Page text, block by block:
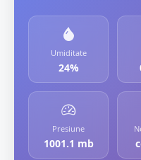
Umiditate
24%
Presiune
1001.1 mb